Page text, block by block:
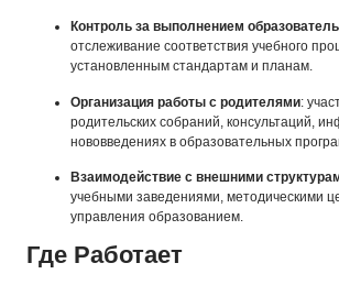
Контроль за выполнением
отслеживание соответствия учебного
установленным стандартам и планам.
Организация работы с родителями:
родительских собраний, консультаций,
нововведениях в образовательных
Взаимодействие с внешними
учебными заведениями, методическими
управления образованием.
Где Работает